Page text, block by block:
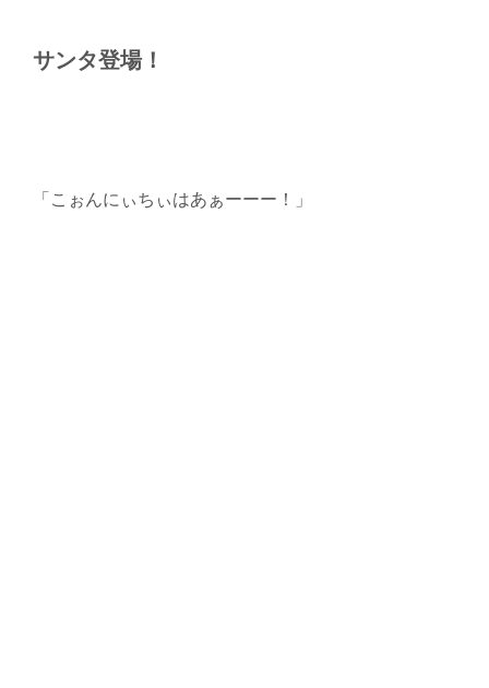
サンタ登場！
「こぉんにぃちぃはあぁーーー！」